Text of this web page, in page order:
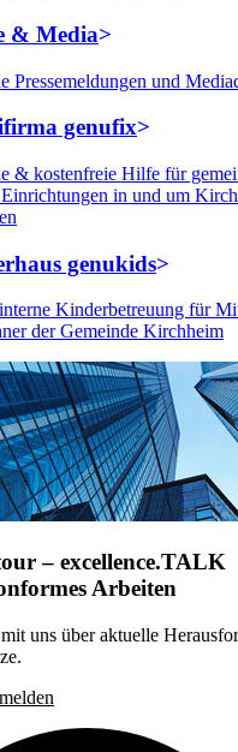
& Media
Pressemeldungen und
genufix
& kostenfreie Hilfe für
in und um
genukids
Kinderbetreuung für
der Gemeinde Kirchheim
– excellence.TALK
Arbeiten
uns über aktuelle